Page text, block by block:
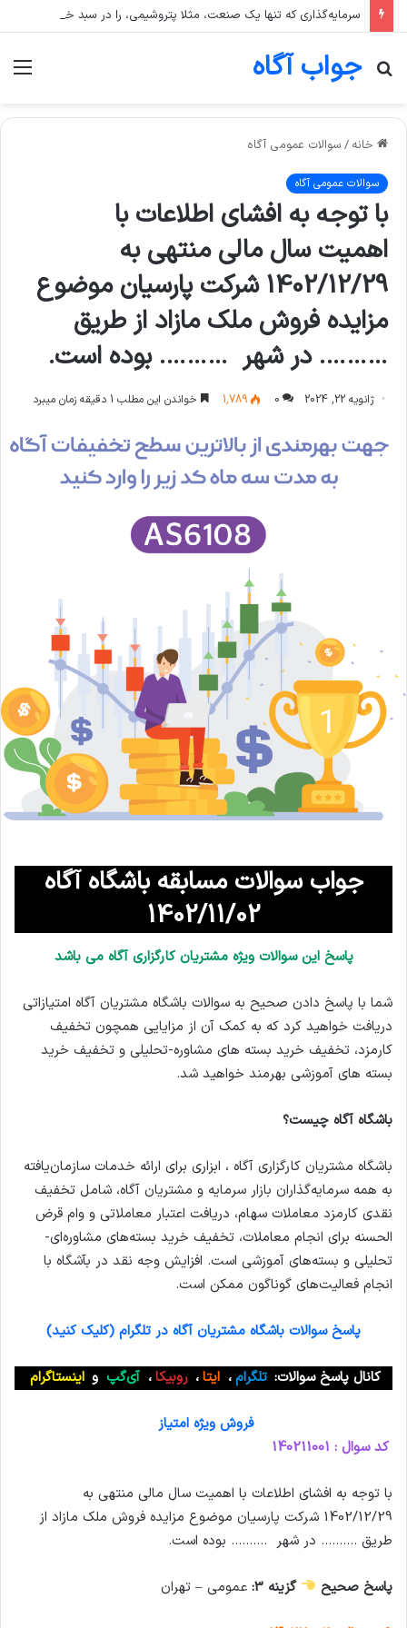
جواب آگاه
جستجو
خانه / سوالات عمومی آگاه
سوالات عمومی آگاه
با توجه به افشای اطلاعات با
اهمیت سال مالی منتهی به
1402/12/29 شرکت پارسيان موضوع
مزایده فروش ملک مازاد از طریق
………. در شهر ………. بوده است.
ژانویه 22, 2024 0
1,789 خواندن این مطلب 1 دقیقه زمان میبرد
جواب سوالات مسابقه باشگاه آگاه
1402/11/02
پاسخ این سوالات ویژه مشتریان کارگزاری آگاه می باشد
شما با پاسخ دادن صحیح به سوالات باشگاه مشتریان آگاه امتیازاتی
دریافت خواهید کرد که به کمک آن از مزایایی همچون تخفیف
کارمزد، تخفیف خرید بسته های مشاوره-تحلیلی و تخفیف خرید
بسته های آموزشی بهرمند خواهید شد.
باشگاه آگاه چیست؟
باشگاه مشتریان کارگزاری آگاه ، ابزاری برای ارائه خدمات سازمان‌یافته
به همه سرمایه‌گذاران بازار سرمایه و مشتریان آگاه، شامل تخفیف
نقدی کارمزد معاملات سهام، دریافت اعتبار معاملاتی و وام قرض
الحسنه برای انجام معاملات، تخفیف خرید بسته‌های مشاوره‌ای-
تحلیلی و بسته‌های آموزشی است. افزایش وجه نقد در بآشگاه با
انجام فعالیت‌های گوناگون ممکن است.
پاسخ سوالات باشگاه مشتریان آگاه در تلگرام (کلیک کنید)
کانال پاسخ سوالات: تلگرام، ایتا، روبیکا، آی‌گپ و اینستاگرام
فروش ویژه امتیاز
کد سوال : 140211001
با توجه به افشای اطلاعات با اهمیت سال مالی منتهی به
1402/12/29 شرکت پارسيان موضوع مزایده فروش ملک مازاد از
طریق ………. در شهر ………. بوده است.
پاسخ صحیح گزینه 3: عمومی – تهران